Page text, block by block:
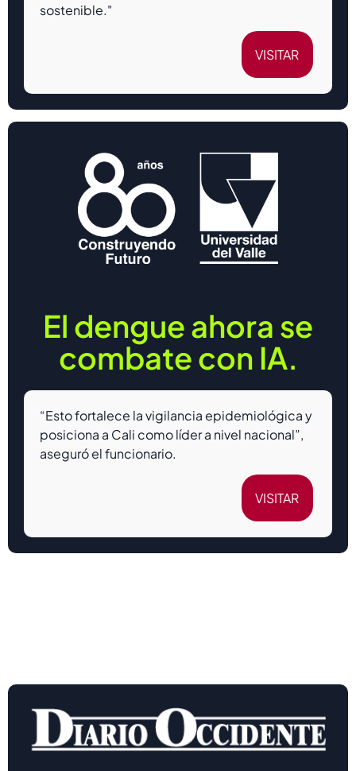
sostenible."
VISITAR
El dengue ahora se
combate con IA.
“Esto fortalece la vigilancia epidemiológica y
posiciona a Cali como líder a nivel nacional”,
aseguró el funcionario.
VISITAR